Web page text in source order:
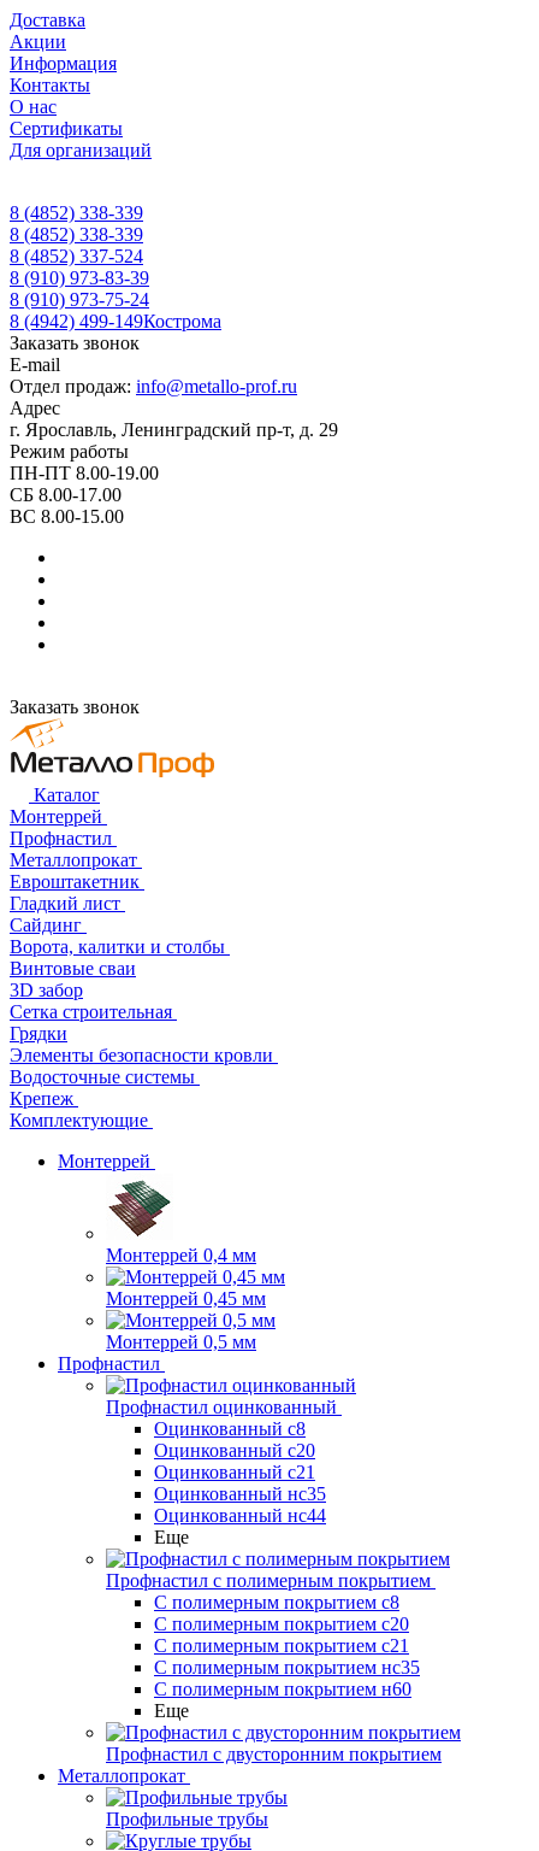
Доставка
Акции
Информация
Контакты
О нас
Сертификаты
Для организаций
8 (4852) 338-339
8 (4852) 338-339
8 (4852) 337-524
8 (910) 973-83-39
8 (910) 973-75-24
8 (4942) 499-149Кострома
Заказать звонок
E-mail
Отдел продаж: info@metallo-prof.ru
Адрес
г. Ярославль, Ленинградский пр-т, д. 29
Режим работы
ПН-ПТ 8.00-19.00
СБ 8.00-17.00
ВС 8.00-15.00
Заказать звонок
Каталог
Монтеррей
Профнастил
Металлопрокат
Евроштакетник
Гладкий лист
Сайдинг
Ворота, калитки и столбы
Винтовые сваи
3D забор
Сетка строительная
Грядки
Элементы безопасности кровли
Водосточные системы
Крепеж
Комплектующие
Монтеррей
Монтеррей 0,4 мм
Монтеррей 0,45 мм
Монтеррей 0,5 мм
Профнастил
Профнастил оцинкованный
Оцинкованный с8
Оцинкованный с20
Оцинкованный с21
Оцинкованный нс35
Оцинкованный нс44
Еще
Профнастил с полимерным покрытием
С полимерным покрытием с8
С полимерным покрытием с20
С полимерным покрытием с21
С полимерным покрытием нс35
С полимерным покрытием н60
Еще
Профнастил с двусторонним покрытием
Металлопрокат
Профильные трубы